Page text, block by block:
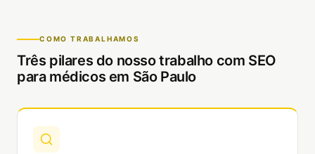
COMO TRABALHAMOS
Três pilares do nosso trabalho com SEO
para médicos em São Paulo